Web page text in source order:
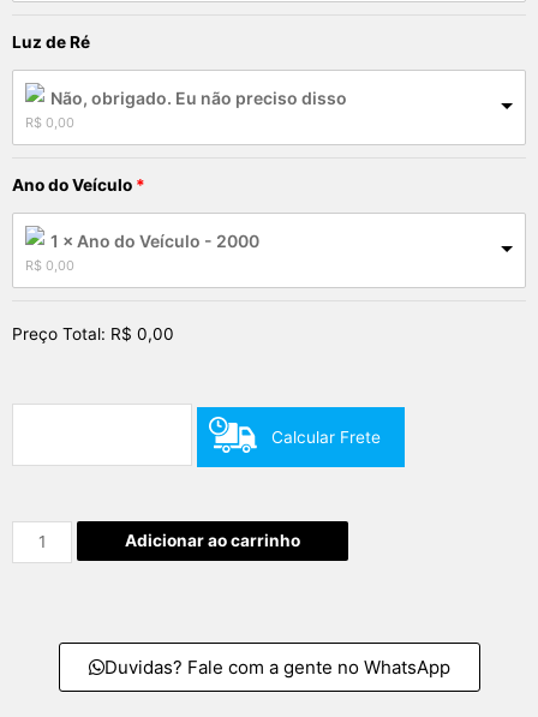
Luz de Ré
Não, obrigado. Eu não preciso disso
R$ 0,00
Ano do Veículo
1 × Ano do Veículo - 2000
R$ 0,00
Preço Total: R$ 0,00
Calcular Frete
Adicionar ao carrinho
Duvidas? Fale com a gente no WhatsApp